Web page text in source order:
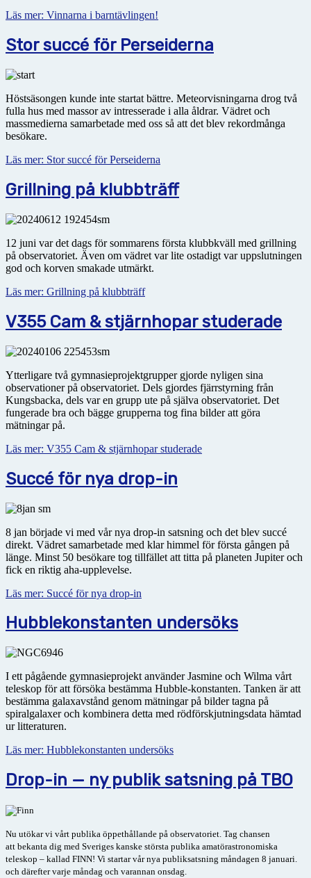
Läs mer: Vinnarna i barntävlingen!
Stor succé för Perseiderna
Höstsäsongen kunde inte startat bättre. Meteorvisningarna drog två
fulla hus med massor av intresserade i alla åldrar. Vädret och
massmedierna samarbetade med oss så att det blev rekordmånga
besökare.
Läs mer: Stor succé för Perseiderna
Grillning på klubbträff
12 juni var det dags för sommarens första klubbkväll med grillning
på observatoriet. Även om vädret var lite ostadigt var uppslutningen
god och korven smakade utmärkt.
Läs mer: Grillning på klubbträff
V355 Cam & stjärnhopar studerade
Ytterligare två gymnasieprojektgrupper gjorde nyligen sina
observationer på observatoriet. Dels gjordes fjärrstyrning från
Kungsbacka, dels var en grupp ute på själva observatoriet. Det
fungerade bra och bägge grupperna tog fina bilder att göra
mätningar på.
Läs mer: V355 Cam & stjärnhopar studerade
Succé för nya drop-in
8 jan började vi med vår nya drop-in satsning och det blev succé
direkt. Vädret samarbetade med klar himmel för första gången på
länge. Minst 50 besökare tog tillfället att titta på planeten Jupiter och
fick en riktig aha-upplevelse.
Läs mer: Succé för nya drop-in
Hubblekonstanten undersöks
I ett pågående gymnasieprojekt använder Jasmine och Wilma vårt
teleskop för att försöka bestämma Hubble-konstanten. Tanken är att
bestämma galax­avstånd genom mätningar på bilder tagna på
spiralgalaxer och kombinera detta med rödförskjutningsdata hämtad
ur litteraturen.
Läs mer: Hubblekonstanten undersöks
Drop-in — ny publik satsning på TBO
Nu utökar vi vårt publika öppethållande på observatoriet. Tag chansen
att bekanta dig med Sveriges kanske största publika amatörastronomiska
teleskop – kallad FINN! Vi startar vår nya publiksatsning måndagen 8 januari.
och därefter varje måndag och varannan onsdag.